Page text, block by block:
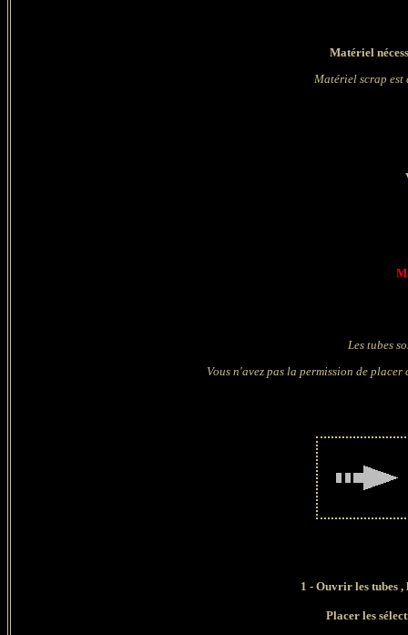
Matériel
Matériel scrap est
Les tubes
Vous n'avez pas la permission de
1 - Ouvrir les tubes
Placer les